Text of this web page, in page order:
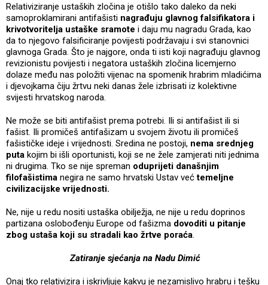
Relativiziranje ustaških zločina je otišlo tako daleko da neki
samoproklamirani antifašisti nagrađuju glavnog falsifikatora i
krivotvoritelja ustaške sramote i daju mu nagradu Grada, kao
da to njegovo falsificiranje povijesti podržavaju i svi stanovnici
glavnoga Grada. Što je najgore, onda ti isti koji nagrađuju glavnog
revizionistu povijesti i negatora ustaških zločina licemjerno
dolaze među nas položiti vijenac na spomenik hrabrim mladićima
i djevojkama čiju žrtvu neki danas žele izbrisati iz kolektivne
svijesti hrvatskog naroda.
Ne može se biti antifašist prema potrebi. Ili si antifašist ili si
fašist. Ili promičeš antifašizam u svojem životu ili promičeš
fašističke ideje i vrijednosti. Sredina ne postoji, nema srednjeg
puta kojim bi išli oportunisti, koji se ne žele zamjerati niti jednima
ni drugima. Tko se nije spreman oduprijeti današnjim
filofašistima negira ne samo hrvatski Ustav većtemeljne
civilizacijske vrijednosti.
Ne, nije u redu nositi ustaška obilježja, ne nije u redu doprinos
partizana oslobođenju Europe od fašizma dovoditi u pitanje
zbog ustaša koji su stradali kao žrtve poraća.
Zatiranje sjećanja na Nadu Dimić
Onaj tko relativizira i iskrivljuje kakvu je nezamislivo hrabru i tešku